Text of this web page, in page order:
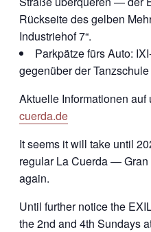
Rückseite des gelben
Industriehof 7“.
Parkpätze fürs Auto:
gegenüber der
Aktuelle Informationen
cuerda.de
It seems it will take until
regular La Cuerda —
again.
Until further notice the
the 2nd and 4th Sundays